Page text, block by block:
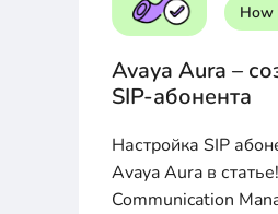
How
Avaya Aura –
SIP-абонента
Настройка SIP
Avaya Aura в
Communication